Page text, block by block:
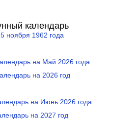
календарь
ноября 1962 года
на Май 2026 года
на 2026 год
на Июнь 2026 года
на 2027 год